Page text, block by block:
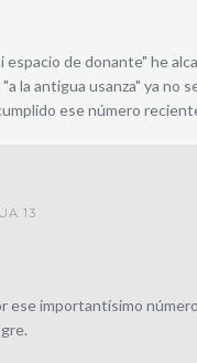
espacio de donante" he
la antigua usanza" ya no
ese número
13
ese importantísimo